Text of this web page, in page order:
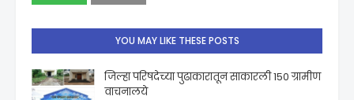
YOU MAY LIKE THESE POSTS
जिल्हा परिषदेच्या पुढाकारातून साकारली 150 ग्रामीण
वाचनालये